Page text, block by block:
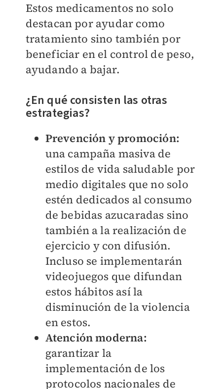
Estos medicamentos no solo
destacan por ayudar como
tratamiento sino también por
beneficiar en el control de peso,
ayudando a bajar.
¿En qué consisten las otras
estrategias?
Prevención y promoción:
una campaña masiva de
estilos de vida saludable por
medio digitales que no solo
estén dedicados al consumo
de bebidas azucaradas sino
también a la realización de
ejercicio y con difusión.
Incluso se implementarán
videojuegos que difundan
estos hábitos así la
disminución de la violencia
en estos.
Atención moderna:
garantizar la
implementación de los
protocolos nacionales de